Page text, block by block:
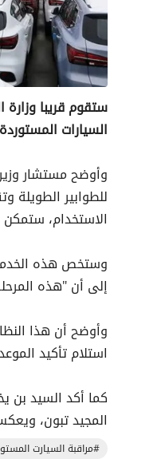
ستقوم قريبا وزارة
السيارات
وأوضح مستشار
للطوابير
الاستخدام،
وستخص هذه الخدمة
إلى أن "هذه
وأوضح أن هذا
استلام تأكيد
كما أكد السيد بن
المجيد تبون،
#مراقبة السيارت